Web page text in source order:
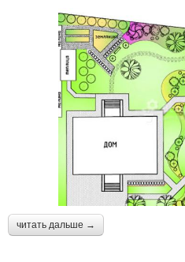
читать дальше →